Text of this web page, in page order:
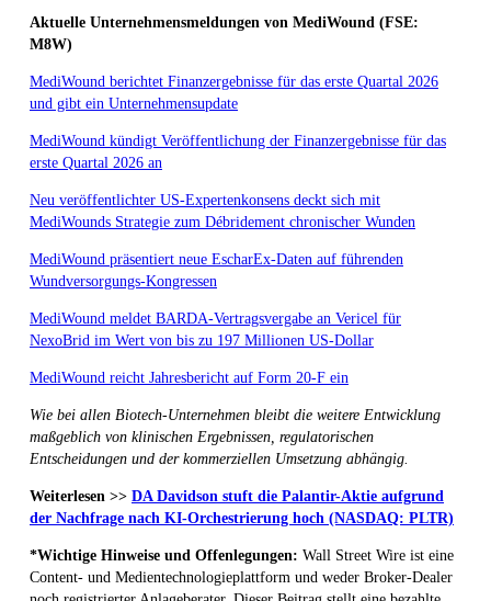
Aktuelle Unternehmensmeldungen von MediWound (FSE:
M8W)
MediWound berichtet Finanzergebnisse für das erste Quartal 2026
und gibt ein Unternehmensupdate
MediWound kündigt Veröffentlichung der Finanzergebnisse für das
erste Quartal 2026 an
Neu veröffentlichter US-Expertenkonsens deckt sich mit
MediWounds Strategie zum Débridement chronischer Wunden
MediWound präsentiert neue EscharEx-Daten auf führenden
Wundversorgungs-Kongressen
MediWound meldet BARDA-Vertragsvergabe an Vericel für
NexoBrid im Wert von bis zu 197 Millionen US-Dollar
MediWound reicht Jahresbericht auf Form 20-F ein
Wie bei allen Biotech-Unternehmen bleibt die weitere Entwicklung
maßgeblich von klinischen Ergebnissen, regulatorischen
Entscheidungen und der kommerziellen Umsetzung abhängig.
Weiterlesen >> DA Davidson stuft die Palantir-Aktie aufgrund
der Nachfrage nach KI-Orchestrierung hoch (NASDAQ: PLTR)
*Wichtige Hinweise und Offenlegungen: Wall Street Wire ist eine
Content- und Medientechnologieplattform und weder Broker-Dealer